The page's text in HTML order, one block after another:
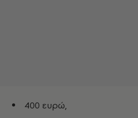
400 ευρώ,